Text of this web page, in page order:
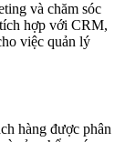
và chăm sóc
hợp với CRM,
việc quản lý
hàng được phân